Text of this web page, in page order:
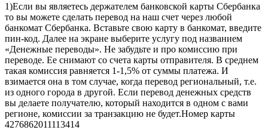
1)Если вы являетесь держателем банковской карты Сбербанка
то вы можете сделать перевод на наш счет через любой
банкомат Сбербанка. Вставьте свою карту в банкомат, введите
пин-код. Далее на экране выберите услугу под названием
«Денежные переводы». Не забудьте и про комиссию при
переводе. Ее снимают со счета карты отправителя. В среднем
такая комиссия равняется 1-1,5% от суммы платежа. И
взимается она в том случае, когда перевод региональный, т.е.
из одного города в другой. Если перевод денежных средств
вы делаете получателю, который находится в одном с вами
регионе, комиссии за транзакцию не будет.Номер карты
4276862011113414